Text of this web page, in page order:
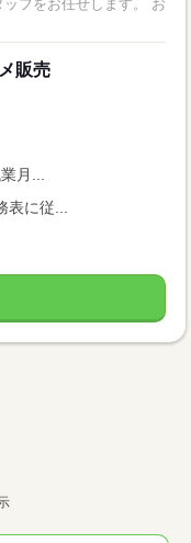
をお任せします。 お
販売
月...
表に従...